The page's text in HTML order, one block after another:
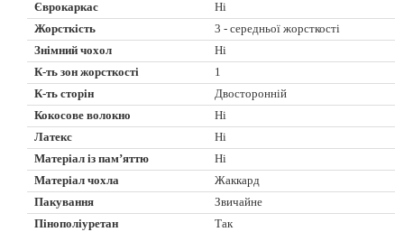
Єврокаркас
Ні
Жорсткість
3 - середньої жорсткості
Знімний чохол
Ні
К-ть зон жорсткості
1
К-ть сторін
Двосторонній
Кокосове волокно
Ні
Латекс
Ні
Матеріал із пам’яттю
Ні
Матеріал чохла
Жаккард
Пакування
Звичайне
Пінополіуретан
Так